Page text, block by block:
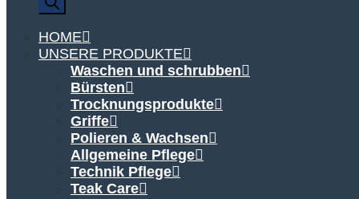
HOME
UNSERE PRODUKTE
Waschen und schrubben
Bürsten
Trocknungsprodukte
Griffe
Polieren & Wachsen
Allgemeine Pflege
Technik Pflege
Teak Care